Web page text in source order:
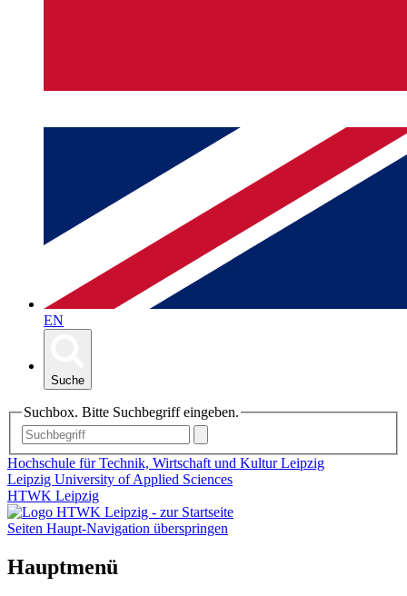
EN
Suche
Suchbox. Bitte Suchbegriff eingeben.
Hochschule für Technik, Wirtschaft und Kultur Leipzig
Leipzig University of Applied Sciences
HTWK Leipzig
Seiten Haupt-Navigation überspringen
Hauptmenü